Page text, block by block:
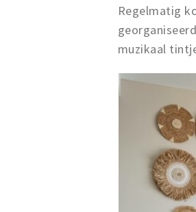
Regelmatig
muzikaal